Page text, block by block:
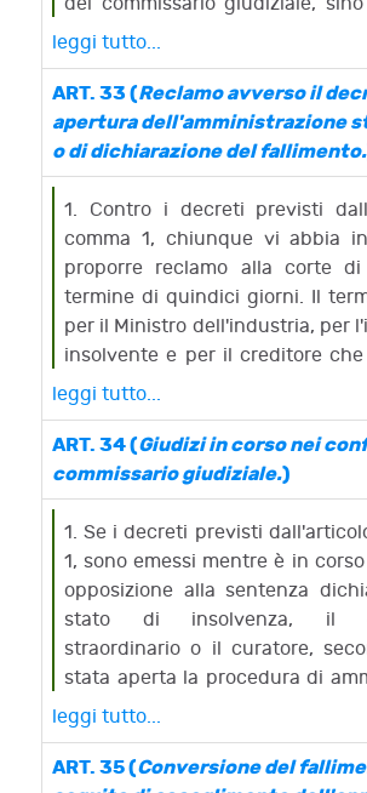
del commissario straordinario.
leggi tutto...
ART. 33 (Reclamo avverso il
apertura dell'amministrazione
o di dichiarazione del fallimento.
1. Contro i decreti previsti
comma 1, chiunque vi abbia
proporre reclamo alla corte
termine di quindici giorni. Il
per il Ministro dell'industria, per
insolvente e per il creditore
la dichiarazione dello stato di
dalla data della comunicazione;
interessato, dalla data
2. Il reclamo non sospende
decreto.
3. Con il reclamo non possono
che avrebbero potuto o che
valere con l'opposizione
dichiarativa dello stato di
4. La corte di appello provvede
consiglio, sentiti i soggetti
1. Prima di provvedere, la corte
commissario giudiziale, anche
dalle funzioni, nonché il
leggi tutto...
ART. 34 (Giudizi in corso nei
commissario giudiziale.)
1. Se i decreti previsti
1, sono emessi mentre è in
opposizione alla sentenza
stato di insolvenza, il
straordinario o il curatore,
stata aperta la procedura di
straordinaria o dichiarato il
intervengono nel giudizio in
commissario giudiziale.
leggi tutto...
ART. 35 (Conversione del